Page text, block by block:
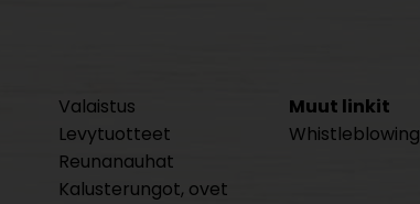
Valaistus
Levytuotteet
Reunanauhat
Kalusterungot, ovet
Muut linkit
Whistleblowing